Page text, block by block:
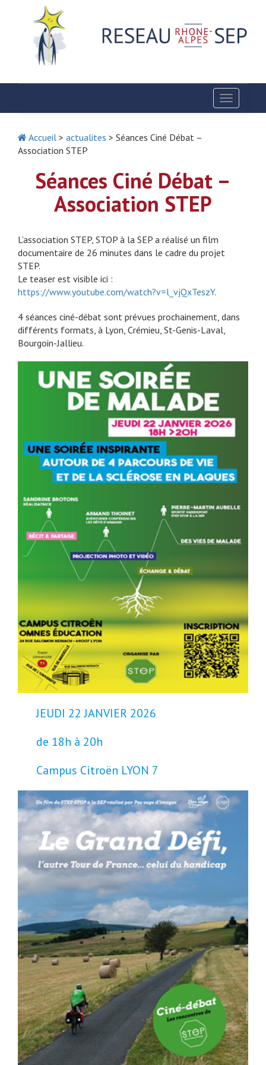
Toggle
Accueil > actualites > Séances Ciné Débat –
Association STEP
Séances Ciné Débat –
Association STEP
L’association STEP, STOP à la SEP a réalisé un film
documentaire de 26 minutes dans le cadre du projet
STEP.
Le teaser est visible ici :
https://www.youtube.com/watch?v=l_vjQxTeszY.
4 séances ciné-débat sont prévues prochainement, dans
différents formats, à Lyon, Crémieu, St-Genis-Laval,
Bourgoin-Jallieu.
JEUDI 22 JANVIER 2026
de 18h à 20h
Campus Citroën LYON 7